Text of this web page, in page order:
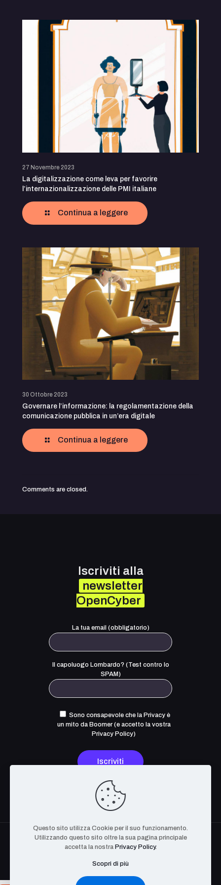
27 Novembre 2023
La digitalizzazione come leva per favorire
l’internazionalizzazione delle PMI italiane
Continua a leggere
30 Ottobre 2023
Governare l’informazione: la regolamentazione della
comunicazione pubblica in un’era digitale
Continua a leggere
Comments are closed.
Iscriviti alla
newsletter
OpenCyber
La tua email (obbligatorio)
Il capoluogo Lombardo? (Test contro lo
SPAM)
Sono consapevole che la Privacy è
un mito da Boomer (e accetto la vostra
Privacy Policy)
The OpenCyber Foundation. Tutti i Diritti Riservati. P.IVA
08627200721 | BA-639232
Questo sito utilizza Cookie per il suo funzionamento.
Utilizzando questo sito oltre la sua pagina principale
accetta la nostra Privacy Policy.
Scopri di più